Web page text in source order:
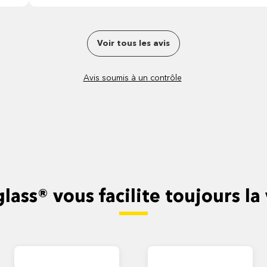
Voir tous les avis
Avis soumis à un contrôle
vous facilite toujours la